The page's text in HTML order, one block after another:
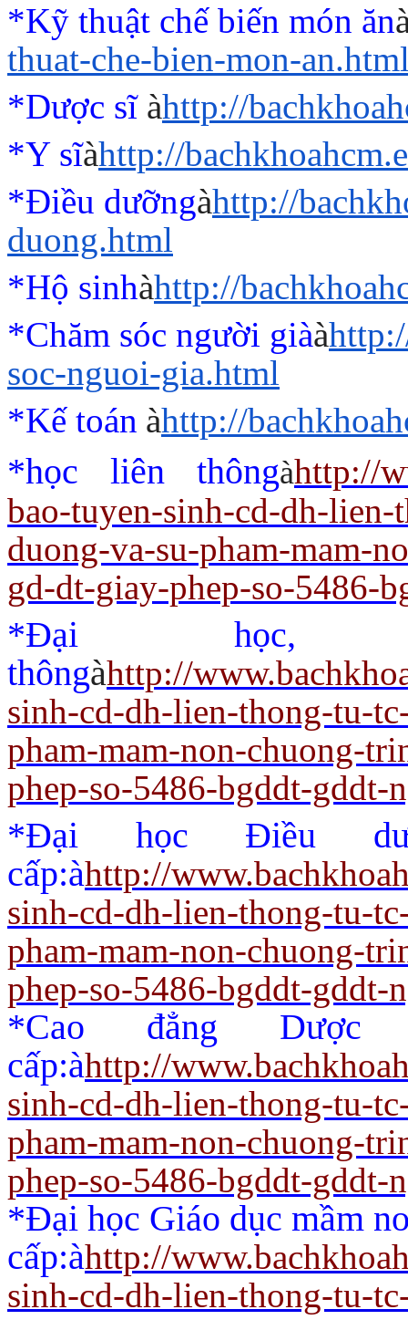
*Kỹ thuật chế biến món ăn
thuat-che-bien-mon-
*Dược sĩ àhttp://
*Y sĩàhttp://
*Điều dưỡngàhttp://
duong.html
*Hộ sinhàhttp://
*Chăm sóc người giàà
soc-nguoi-gia.html
*Kế toán àhttp://
*học liên thôngàhttp://
bao-tuyen-sinh-cd-dh-
duong-va-su-pham-mam-
gd-dt-giay-phep-so-5486-
*Đại học,
thôngàhttp://
sinh-cd-dh-lien-thong-tu-
pham-mam-non-chuong-
phep-so-5486-bgddt-gddt-
*Đại học Điều
cấp:àhttp://
sinh-cd-dh-lien-thong-tu-
pham-mam-non-chuong-
phep-so-5486-bgddt-gddt-
*Cao đẳng
cấp:àhttp://
sinh-cd-dh-lien-thong-tu-
pham-mam-non-chuong-
phep-so-5486-bgddt-gddt-
*Đại học Giáo dục mầm
cấp:àhttp://
sinh-cd-dh-lien-thong-tu-